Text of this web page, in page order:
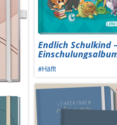
Endlich Schulkind
#Häfft